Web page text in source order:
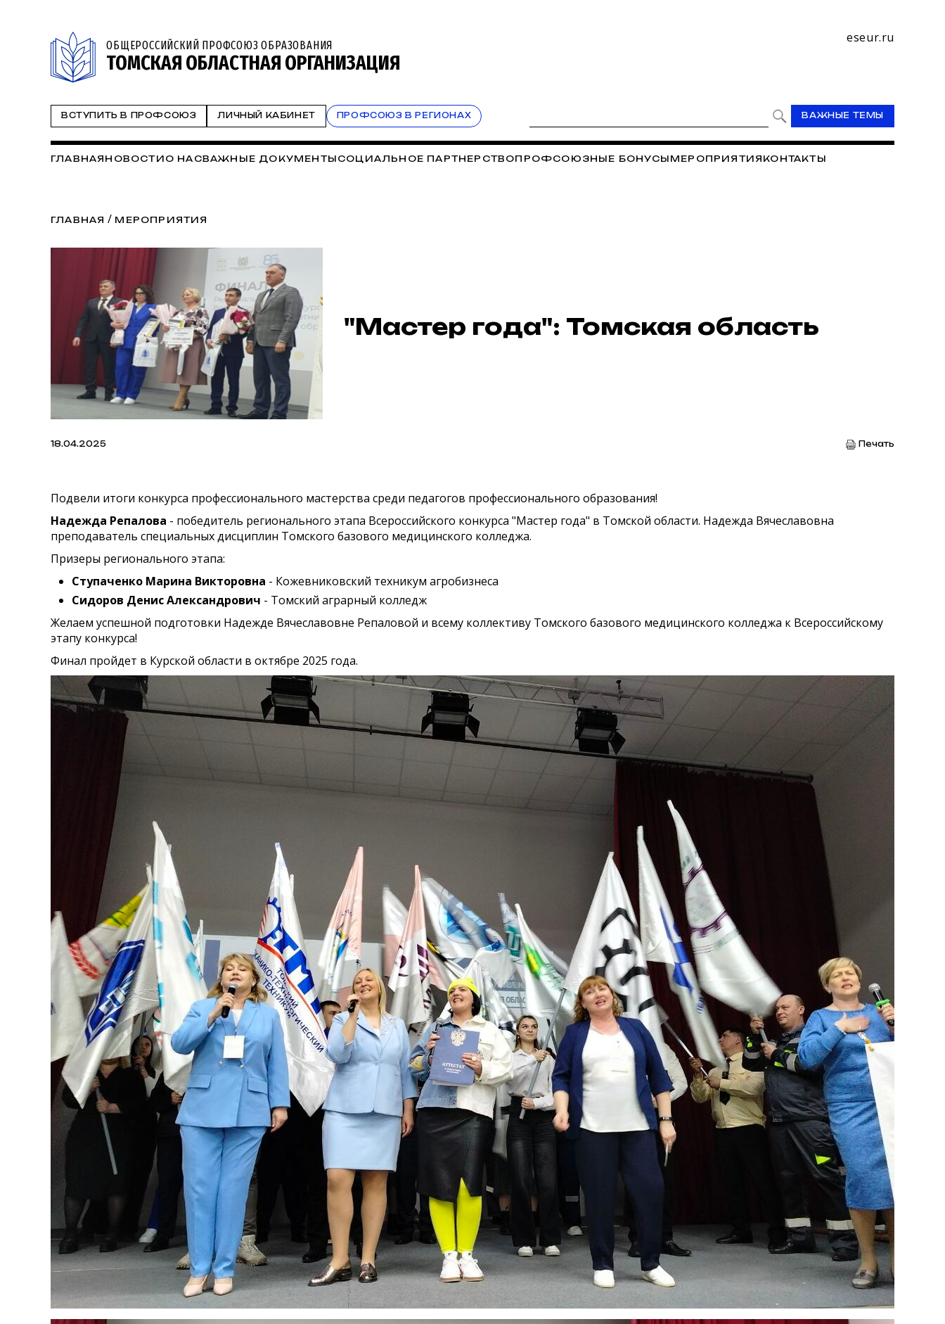
ОБЩЕРОССИЙСКИЙ ПРОФСОЮЗ ОБРАЗОВАНИЯ
ТОМСКАЯ ОБЛАСТНАЯ ОРГАНИЗАЦИЯ
eseur.ru
ВСТУПИТЬ В ПРОФСОЮЗ ЛИЧНЫЙ КАБИНЕТ ПРОФСОЮЗ В РЕГИОНАХ ВАЖНЫЕ ТЕМЫ
ГЛАВНАЯ НОВОСТИ О НАСВАЖНЫЕ ДОКУМЕНТЫ СОЦИАЛЬНОЕ ПАРТНЕРСТВОПРОФСОЮЗНЫЕ БОНУСЫ МЕРОПРИЯТИЯ КОНТАКТЫ
ГЛАВНАЯ / МЕРОПРИЯТИЯ
"Мастер года": Томская область
18.04.2025 Печать
Подвели итоги конкурса профессионального мастерства среди педагогов профессионального образования!
Надежда Репалова - победитель регионального этапа Всероссийского конкурса "Мастер года" в Томской области. Надежда Вячеславовна
преподаватель специальных дисциплин Томского базового медицинского колледжа.
Призеры регионального этапа:
Ступаченко Марина Викторовна - Кожевниковский техникум агробизнеса
Сидоров Денис Александрович - Томский аграрный колледж
Желаем успешной подготовки Надежде Вячеславовне Репаловой и всему коллективу Томского базового медицинского колледжа к Всероссийскому
этапу конкурса!
Финал пройдет в Курской области в октябре 2025 года.